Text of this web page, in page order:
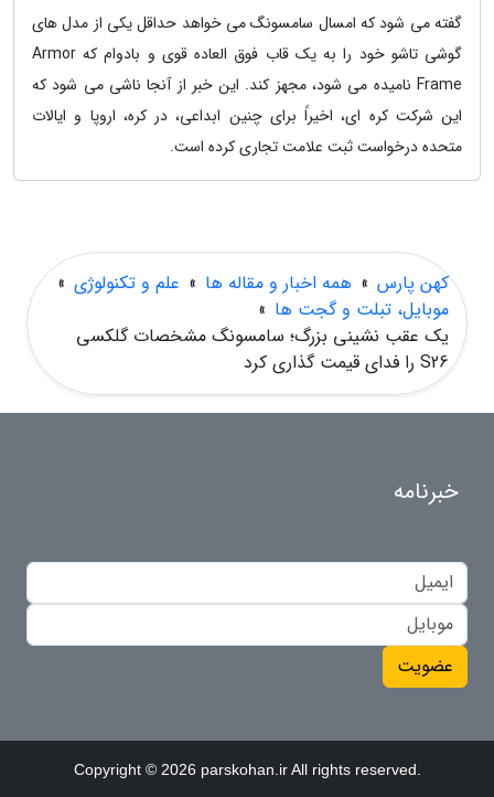
گفته می شود که امسال سامسونگ می خواهد حداقل یکی از مدل های
گوشی تاشو خود را به یک قاب فوق العاده قوی و بادوام که Armor
Frame نامیده می شود، مجهز کند. این خبر از آنجا ناشی می شود که
این شرکت کره ای، اخیراً برای چنین ابداعی، در کره، اروپا و ایالات
متحده درخواست ثبت علامت تجاری کرده است.
کهن پارس » همه اخبار و مقاله ها » علم و تکنولوژی »
موبایل، تبلت و گجت ها »
یک عقب نشینی بزرگ؛ سامسونگ مشخصات گلکسی
S26 را فدای قیمت گذاری کرد
خبرنامه
عضویت
Copyright © 2026 parskohan.ir All rights reserved.